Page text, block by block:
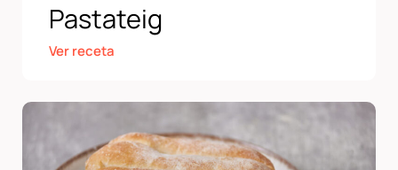
Pastateig
Ver receta